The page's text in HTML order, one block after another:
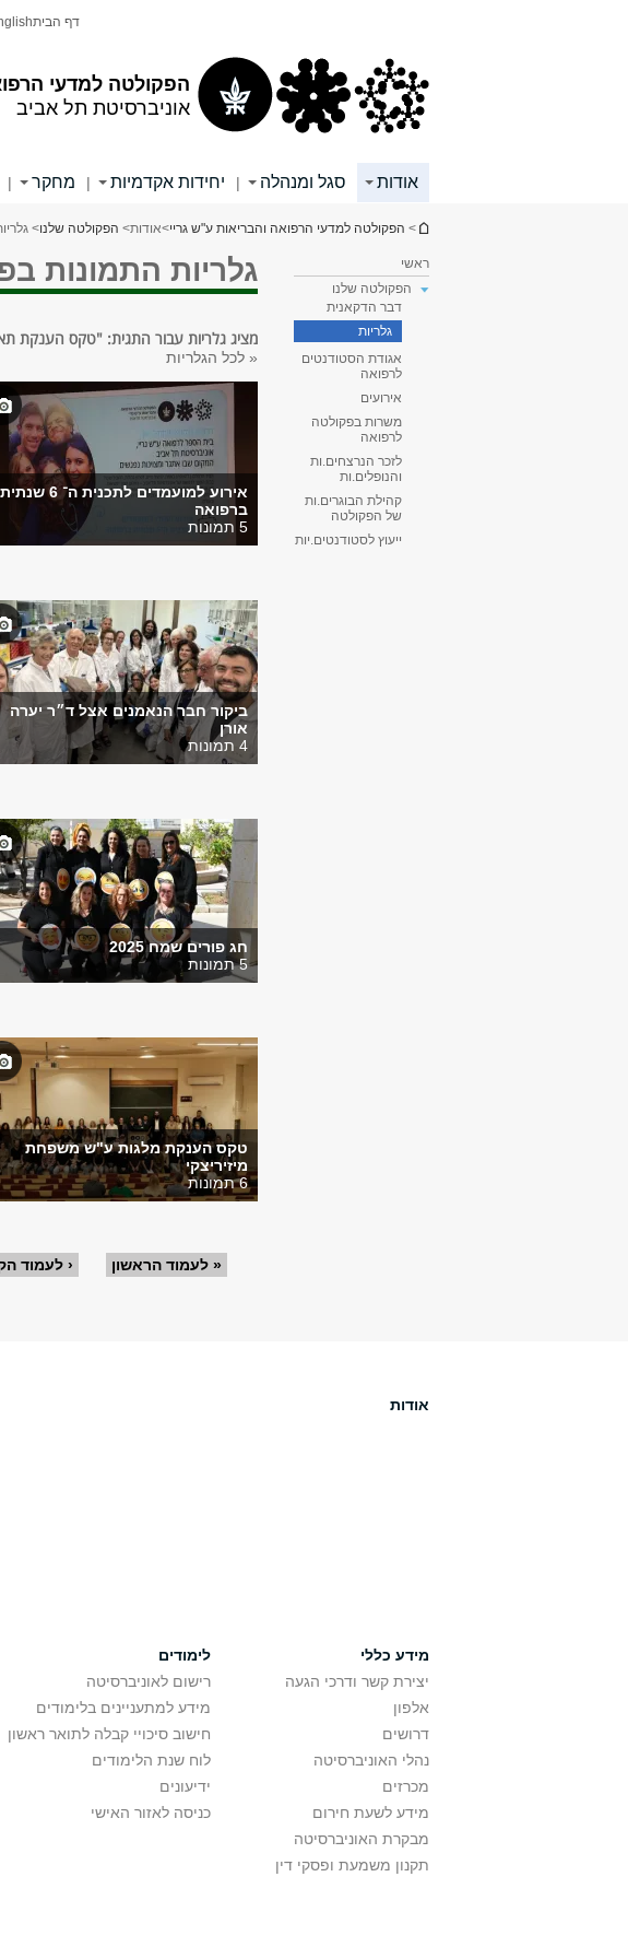
הפקולטה למדעי
אוניברסיטת תל אביב
דף הבית
אודות סגל ומנהלה | יחידות אקדמיות | מחקר |
הינך נמצא כאן
> הפקולטה למדעי הרפואה והבריאות ע"ש גריי>אודות> הפקולטה שלנו>
ראשי
הפקולטה שלנו
דבר הדקאנית
גלריות
אגודת הסטודנטים
לרפואה
אירועים
משרות בפקולטה
לרפואה
לזכר הנרצחים.ות
והנופלים.ות
קהילת הבוגרים.ות
של הפקולטה
ייעוץ לסטודנטים.יות
גלריות התמונות
מציג גלריות עבור התגית: "טקס הענקת
« לכל הגלריות
אירוע למועמדים לתכנית ה־ 6 שנתית
ברפואה
5 תמונות
ביקור חבר הנאמנים אצל ד״ר יערה
אורן
4 תמונות
חג פורים שמח 2025
5 תמונות
טקס הענקת מלגות ע"ש משפחת
מיזיריצקי
6 תמונות
עמודים
« לעמוד הראשון ‹ לעמוד
אודות
מידע כללי
יצירת קשר ודרכי הגעה
אלפון
דרושים
נהלי האוניברסיטה
מכרזים
מידע לשעת חירום
מבקרת האוניברסיטה
תקנון משמעת ופסקי דין
לימודים
רישום לאוניברסיטה
מידע למתעניינים בלימודים
חישוב סיכויי קבלה לתואר ראשון
לוח שנת הלימודים
ידיעונים
כניסה לאזור האישי